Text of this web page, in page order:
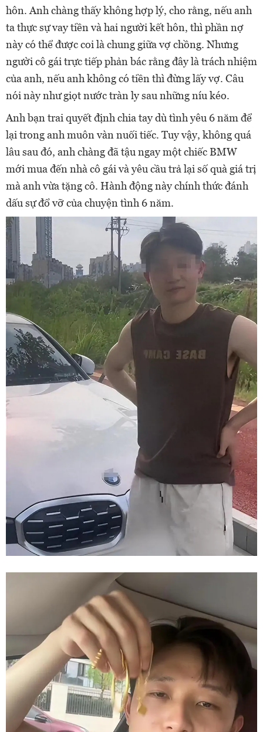
hôn. Anh chàng thấy không hợp lý, cho rằng, nếu anh
ta thực sự vay tiền và hai người kết hôn, thì phần nợ
này có thể được coi là chung giữa vợ chồng. Nhưng
người cô gái trực tiếp phản bác rằng đây là trách nhiệm
của anh, nếu anh không có tiền thì đừng lấy vợ. Câu
nói này như giọt nước tràn ly sau những níu kéo.
Anh bạn trai quyết định chia tay dù tình yêu 6 năm để
lại trong anh muôn vàn nuối tiếc. Tuy vậy, không quá
lâu sau đó, anh chàng đã tậu ngay một chiếc BMW
mới mua đến nhà cô gái và yêu cầu trả lại số quà giá trị
mà anh vừa tặng cô. Hành động này chính thức đánh
dấu sự đổ vỡ của chuyện tình 6 năm.